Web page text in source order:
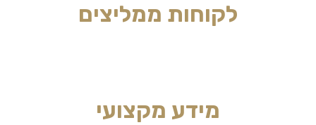
לקוחות ממליצים
מידע מקצועי